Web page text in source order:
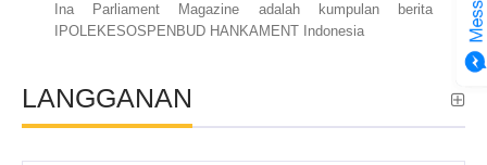
Ina Parliament Magazine adalah kumpulan berita
IPOLEKESOSPENBUD HANKAMENT Indonesia
LANGGANAN